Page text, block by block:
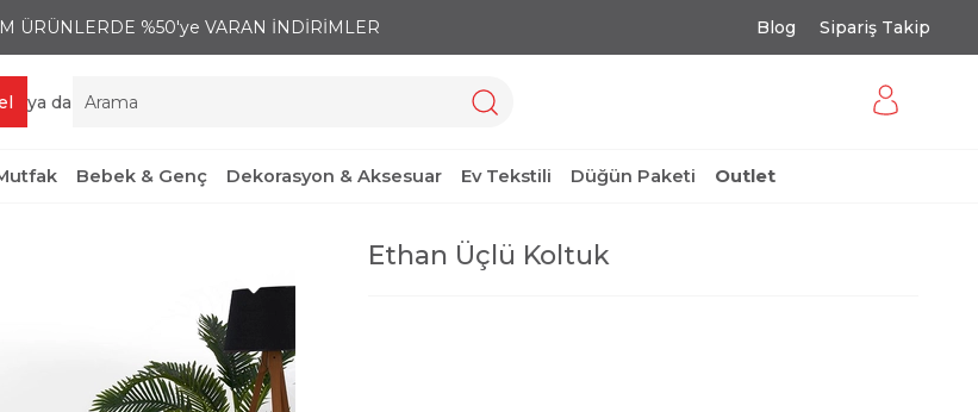
ÜRÜNLERDE %50'ye VARAN İNDİRİMLER Blog Sipariş Takip
ya da
Bebek & Genç Dekorasyon & Aksesuar Ev Tekstili Düğün Paketi Outlet
Ethan Üçlü Koltuk